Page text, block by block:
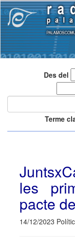
Des del
Terme
les
pacte
14/12/2023